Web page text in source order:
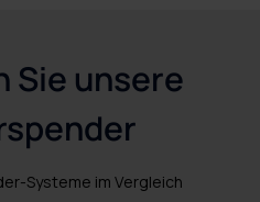
Sie unsere
Systeme im Vergleich